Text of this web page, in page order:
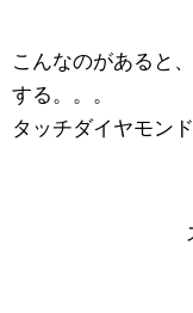
こんなのがあると
する。。。
タッチダイヤモン